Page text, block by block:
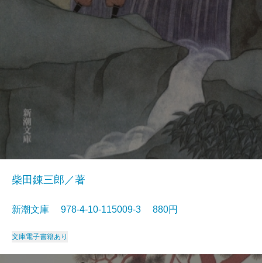
柴田錬三郎／著
新潮文庫 978-4-10-115009-3 880円
文庫電子書籍あり